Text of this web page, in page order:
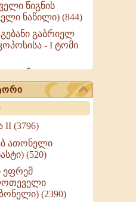
წიგნის
ნაწილი) (844)
გაბრიელ
- I ტომი
სიტყვანი
III) (723)
ძალზე
რჩევები
(545)
(514)
გაბრიელ
- II ტომი
II (3796)
ათონელი
(520)
ეფრემ
(2390)